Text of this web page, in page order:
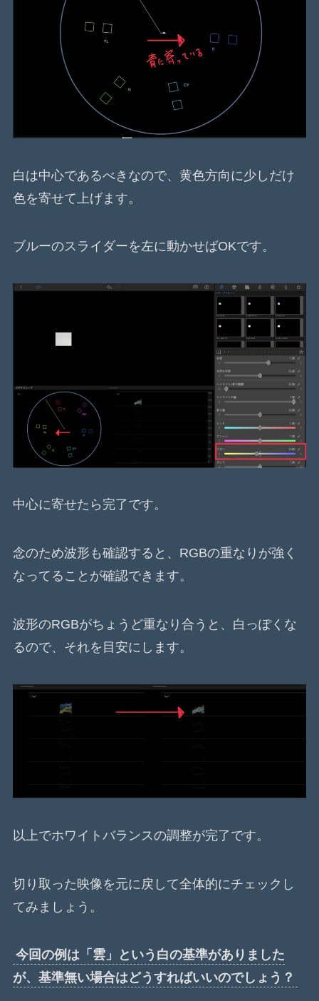
白は中心であるべきなので、黄色方向に少しだけ
色を寄せて上げます。
ブルーのスライダーを左に動かせばOKです。
中心に寄せたら完了です。
念のため波形も確認すると、RGBの重なりが強く
なってることが確認できます。
波形のRGBがちょうど重なり合うと、白っぽくな
るので、それを目安にします。
以上でホワイトバランスの調整が完了です。
切り取った映像を元に戻して全体的にチェックし
てみましょう。
今回の例は「雲」という白の基準がありました
が、基準無い場合はどうすればいいのでしょう？